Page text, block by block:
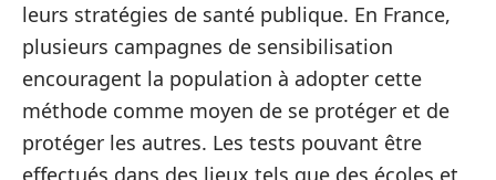
leurs stratégies de santé publique. En France,
plusieurs campagnes de sensibilisation
encouragent la population à adopter cette
méthode comme moyen de se protéger et de
protéger les autres. Les tests pouvant être